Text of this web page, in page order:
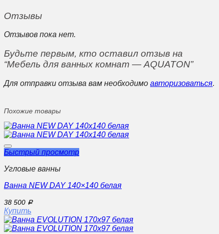
Отзывы
Отзывов пока нет.
Будьте первым, кто оставил отзыв на
“Мебель для ванных комнат — AQUATON”
Для отправки отзыва вам необходимо авторизоваться.
Похожие товары
Быстрый просмотр
Угловые ванны
Ванна NEW DAY 140×140 белая
38 500 Р
Купить